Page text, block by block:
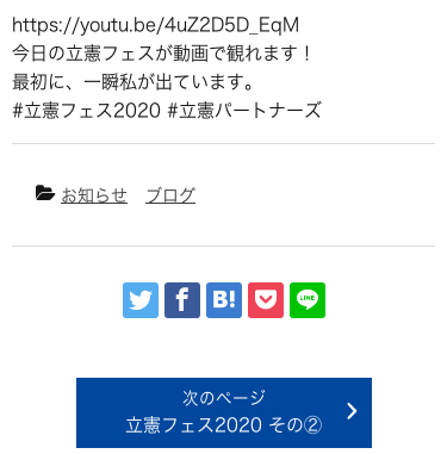
https://youtu.be/4uZ2D5D_EqM
今日の立憲フェスが動画で観れます！
最初に、一瞬私が出ています。
#立憲フェス2020 #立憲パートナーズ
お知らせ ブログ
立憲フェス2020 その②